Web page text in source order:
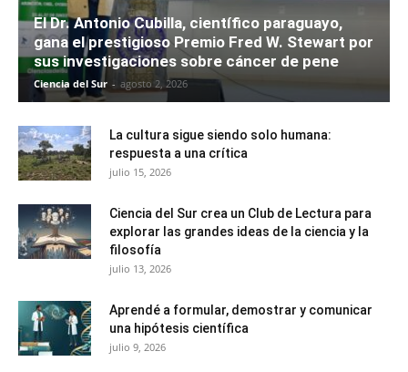
El Dr. Antonio Cubilla, científico paraguayo,
gana el prestigioso Premio Fred W. Stewart por
sus investigaciones sobre cáncer de pene
Ciencia del Sur - agosto 2, 2026
La cultura sigue siendo solo humana:
respuesta a una crítica
julio 15, 2026
Ciencia del Sur crea un Club de Lectura para
explorar las grandes ideas de la ciencia y la
filosofía
julio 13, 2026
Aprendé a formular, demostrar y comunicar
una hipótesis científica
julio 9, 2026